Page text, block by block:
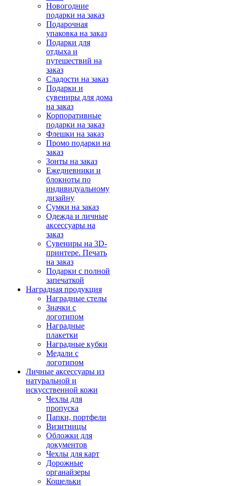
Новогодние
подарки на заказ
Подарочная
упаковка на заказ
Подарки для
отдыха и
путешествий на
заказ
Сладости на заказ
Подарки и
сувениры для дома
на заказ
Корпоративные
подарки на заказ
Флешки на заказ
Промо подарки на
заказ
Зонты на заказ
Ежедневники и
блокноты по
индивидуальному
дизайну
Сумки на заказ
Одежда и личные
аксессуары на
заказ
Сувениры на 3D-
принтере. Печать
на заказ
Подарки с полной
запечаткой
Наградная продукция
Наградные стелы
Значки с
логотипом
Наградные
плакетки
Наградные кубки
Медали с
логотипом
Личные аксессуары из
натуральной и
искусственной кожи
Чехлы для
пропуска
Папки, портфели
Визитницы
Обложки для
документов
Чехлы для карт
Дорожные
органайзеры
Кошельки